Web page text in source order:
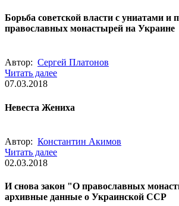
Борьба советской власти с униатами и
православных монастырей на Украине
Автор: Сергей Платонов
Читать далее
07.03.2018
Невеста Жениха
Автор: Константин Акимов
Читать далее
02.03.2018
И снова закон "О православных
архивные данные о Украинской ССР